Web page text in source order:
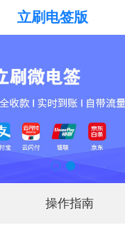
立刷电签版
操作指南